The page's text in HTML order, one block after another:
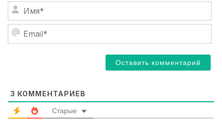
И
я
3 КОММЕНТАРИЕВ
Старые